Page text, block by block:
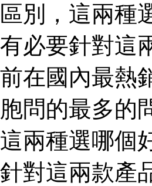
區別，這兩種
有必要針對這
前在國內最熱
胞問的最多的
這兩種選哪個
針對這兩款產